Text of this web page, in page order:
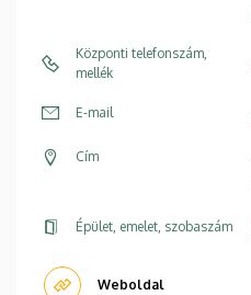
Központi telefonszám,
mellék
E-mail
Cím
Épület, emelet, szobaszám
Weboldal